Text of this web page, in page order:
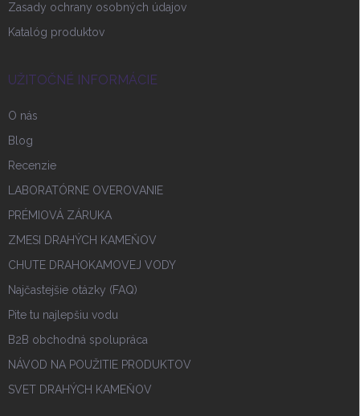
Zasady ochrany osobných údajov
Katalóg produktov
UŽITOČNÉ INFORMÁCIE
O nás
Blog
Recenzie
LABORATÓRNE OVEROVANIE
PRÉMIOVÁ ZÁRUKA
ZMESI DRAHÝCH KAMEŇOV
CHUTE DRAHOKAMOVEJ VODY
Najčastejšie otázky (FAQ)
Pite tu najlepšiu vodu
B2B obchodná spolupráca
NÁVOD NA POUŽITIE PRODUKTOV
SVET DRAHÝCH KAMEŇOV